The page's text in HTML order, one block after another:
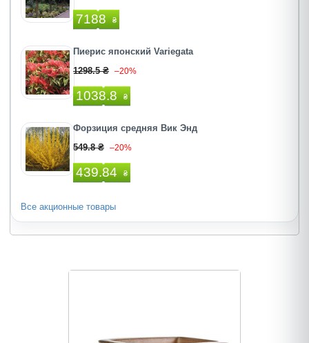
7188 ₴
Пиерис японский Variegata
1298.5 ₴ –20%
1038.8 ₴
Форзиция средняя Вик Энд
549.8 ₴ –20%
439.84 ₴
Все акционные товары